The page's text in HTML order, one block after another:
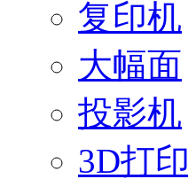
复印机
大幅面
投影机
3D打印